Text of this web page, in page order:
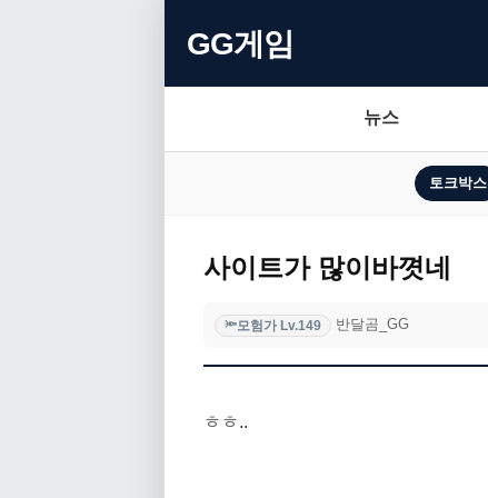
GG게임
뉴스
토크박스
사이트가 많이바꼇네
🔦모험가 Lv.149 반달곰_GG
ㅎㅎ..